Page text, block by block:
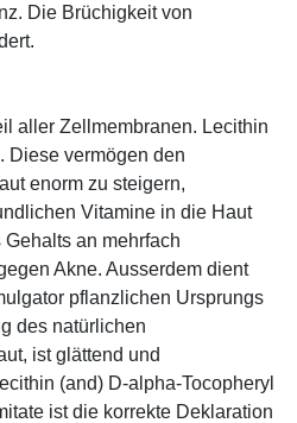
Die Brüchigkeit von
aller Zellmembranen. Lecithin
Diese vermögen den
enorm zu steigern,
Vitamine in die Haut
an mehrfach
Akne. Ausserdem dient
pflanzlichen Ursprungs
des natürlichen
ist glättend und
(and) D-alpha-Tocopheryl
ist die korrekte Deklaration